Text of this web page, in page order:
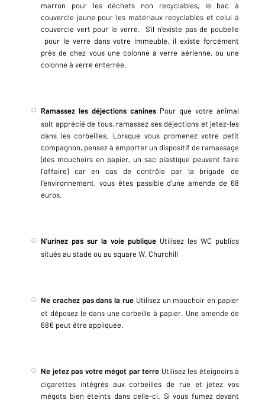
marron pour les déchets non recyclables, le bac à
couvercle jaune pour les matériaux recyclables et celui à
couvercle vert pour le verre. S'il n'existe pas de poubelle
pour le verre dans votre immeuble, il existe forcément
près de chez vous une colonne à verre aérienne, ou une
colonne à verre enterrée.
Ramassez les déjections canines Pour que votre animal
soit apprécié de tous, ramassez ses déjections et jetez-les
dans les corbeilles. Lorsque vous promenez votre petit
compagnon, pensez à emporter un dispositif de ramassage
(des mouchoirs en papier, un sac plastique peuvent faire
l’affaire) car en cas de contrôle par la brigade de
l’environnement, vous êtes passible d'une amende de 68
euros.
N'urinez pas sur la voie publique Utilisez les WC publics
situés au stade ou au square W. Churchill
Ne crachez pas dans la rue Utilisez un mouchoir en papier
et déposez le dans une corbeille à papier. Une amende de
68€ peut être appliquée.
Ne jetez pas votre mégot par terre Utilisez les éteignoirs à
cigarettes intégrés aux corbeilles de rue et jetez vos
mégots bien éteints dans celle-ci. Si vous fumez devant